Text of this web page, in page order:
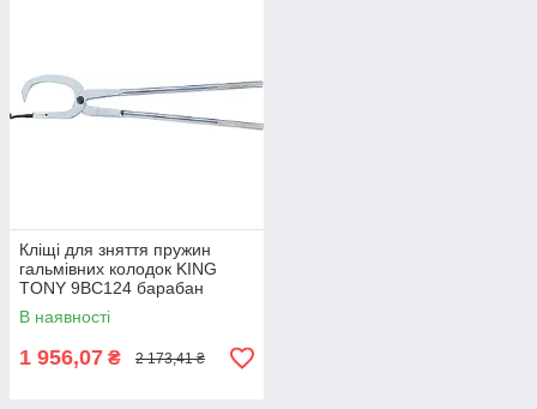
Кліщі для зняття пружин
гальмівних колодок KING
TONY 9BC124 барабан
В наявності
1 956,07 ₴ 2 173,41 ₴